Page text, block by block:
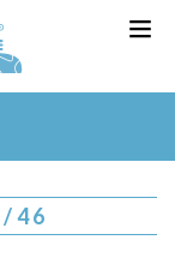
46